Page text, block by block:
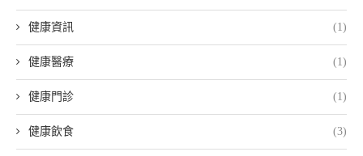
健康資訊 (1)
健康醫療 (1)
健康門診 (1)
健康飲食 (3)